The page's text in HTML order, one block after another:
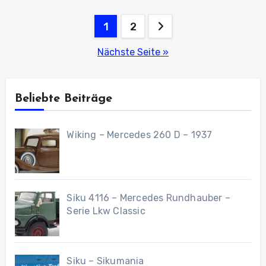
Seitennummerierung
1 2
Nächste Seite »
Beliebte Beiträge
Wiking – Mercedes 260 D – 1937
Siku 4116 – Mercedes Rundhauber –
Serie Lkw Classic
Siku – Sikumania